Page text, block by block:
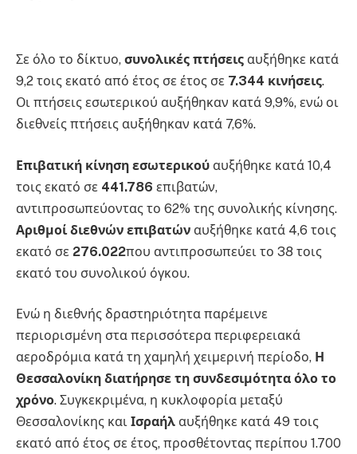
Σε όλο το δίκτυο, συνολικές πτήσεις αυξήθηκε κατά
9,2 τοις εκατό από έτος σε έτος σε 7.344 κινήσεις.
Οι πτήσεις εσωτερικού αυξήθηκαν κατά 9,9%, ενώ οι
διεθνείς πτήσεις αυξήθηκαν κατά 7,6%.
Επιβατική κίνηση εσωτερικού αυξήθηκε κατά 10,4
τοις εκατό σε 441.786 επιβατών,
αντιπροσωπεύοντας το 62% της συνολικής κίνησης.
Αριθμοί διεθνών επιβατών αυξήθηκε κατά 4,6 τοις
εκατό σε 276.022που αντιπροσωπεύει το 38 τοις
εκατό του συνολικού όγκου.
Ενώ η διεθνής δραστηριότητα παρέμεινε
περιορισμένη στα περισσότερα περιφερειακά
αεροδρόμια κατά τη χαμηλή χειμερινή περίοδο, Η
Θεσσαλονίκη διατήρησε τη συνδεσιμότητα όλο το
χρόνο. Συγκεκριμένα, η κυκλοφορία μεταξύ
Θεσσαλονίκης και Ισραήλ αυξήθηκε κατά 49 τοις
εκατό από έτος σε έτος, προσθέτοντας περίπου 1.700